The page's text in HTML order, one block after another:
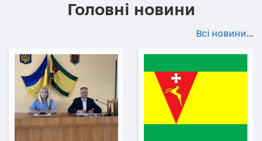
Головні новини
Всі новини...